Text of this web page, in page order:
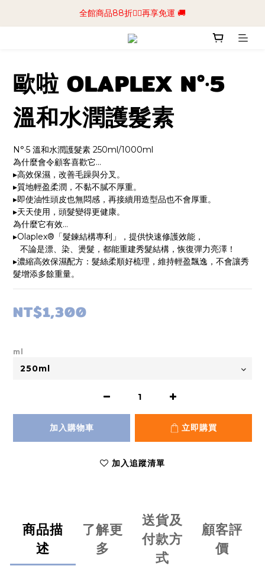
📢加入商城會員領$50💰購物金📢立即註冊
全館商品88折🧔‍♂️再享免運 🚚
📢加入商城會員領$50💰購物金📢立即註冊
歐啦 OLAPLEX N°·5
溫和水潤護髮素
N°·5 溫和水潤護髮素 250ml/1000ml
為什麼會令顧客喜歡它...
▸高效保濕，改善毛躁與分叉。
▸質地輕盈柔潤，不黏不膩不厚重。
▸即使油性頭皮也無悶感，再接續用造型品也不會厚重。
▸天天使用，頭髮變得更健康。
為什麼它有效...
▸Olaplex®「髮鍊結構專利」，提供快速修護效能，
   不論是漂、染、燙髮，都能重建秀髮結構，恢復彈力亮澤！
▸濃縮高效保濕配方：髮絲柔順好梳理，維持輕盈飄逸，不會讓秀
髮增添多餘重量。
NT$1,300
ml
加入購物車 立即購買
加入追蹤清單
商品描
述
了解更
多
送貨及
付款方
式
顧客評
價